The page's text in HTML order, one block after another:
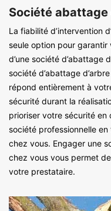
Société abattage
La fiabilité d’intervention
seule option pour
d’une société d’abattage
société d’abattage
répond entièrement à
sécurité durant la
prioriser votre sécurité en
société professionnelle
chez vous. Engager une
chez vous vous permet
votre prestataire.